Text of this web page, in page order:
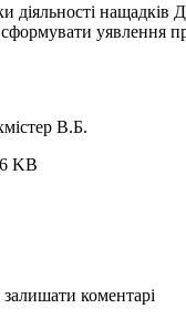
діяльності
уявлення
В.Б.
KB
коментарі